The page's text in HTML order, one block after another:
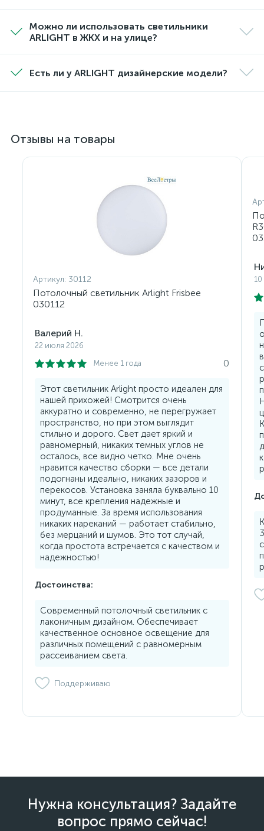
Можно ли использовать светильники
ARLIGHT в ЖКХ и на улице?
Есть ли у ARLIGHT дизайнерские модели?
Отзывы на товары
Артикул: 30112
Потолочный светильник Arlight Frisbee
030112
Валерий Н.
22 июля 2026
Менее 1 года
0
Этот светильник Arlight просто идеален для
нашей прихожей! Смотрится очень
аккуратно и современно, не перегружает
пространство, но при этом выглядит
стильно и дорого. Свет дает яркий и
равномерный, никаких темных углов не
осталось, все видно четко. Мне очень
нравится качество сборки — все детали
подогнаны идеально, никаких зазоров и
перекосов. Установка заняла буквально 10
минут, все крепления надежные и
продуманные. За время использования
никаких нареканий — работает стабильно,
без мерцаний и шумов. Это тот случай,
когда простота встречается с качеством и
надежностью!
Достоинства:
Современный потолочный светильник с
лаконичным дизайном. Обеспечивает
качественное основное освещение для
различных помещений с равномерным
рассеиванием света.
Поддерживаю
Нужна консультация? Задайте
вопрос прямо сейчас!